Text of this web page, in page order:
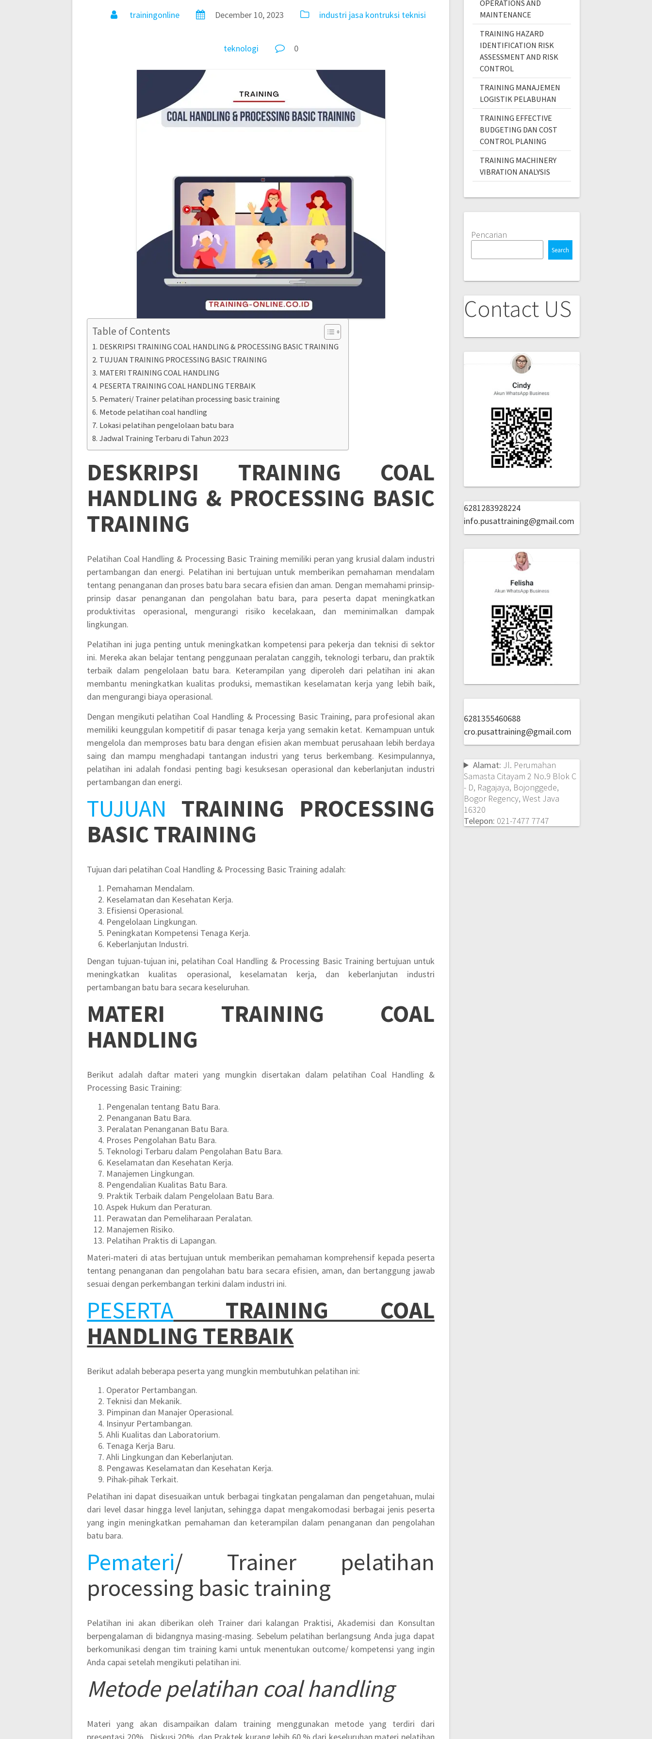
trainingonline December 10, 2023 industri jasa kontruksi teknisi
teknologi 0
Table of Contents
DESKRIPSI TRAINING COAL HANDLING & PROCESSING BASIC TRAINING
TUJUAN TRAINING PROCESSING BASIC TRAINING
MATERI TRAINING COAL HANDLING
PESERTA TRAINING COAL HANDLING TERBAIK
Pemateri/ Trainer pelatihan processing basic training
Metode pelatihan coal handling
Lokasi pelatihan pengelolaan batu bara
Jadwal Training Terbaru di Tahun 2023
DESKRIPSI TRAINING COAL
HANDLING & PROCESSING BASIC
TRAINING
Pelatihan Coal Handling & Processing Basic Training memiliki peran yang krusial dalam industri
pertambangan dan energi. Pelatihan ini bertujuan untuk memberikan pemahaman mendalam
tentang penanganan dan proses batu bara secara efisien dan aman. Dengan memahami prinsip-
prinsip dasar penanganan dan pengolahan batu bara, para peserta dapat meningkatkan
produktivitas operasional, mengurangi risiko kecelakaan, dan meminimalkan dampak
lingkungan.
Pelatihan ini juga penting untuk meningkatkan kompetensi para pekerja dan teknisi di sektor
ini. Mereka akan belajar tentang penggunaan peralatan canggih, teknologi terbaru, dan praktik
terbaik dalam pengelolaan batu bara. Keterampilan yang diperoleh dari pelatihan ini akan
membantu meningkatkan kualitas produksi, memastikan keselamatan kerja yang lebih baik,
dan mengurangi biaya operasional.
Dengan mengikuti pelatihan Coal Handling & Processing Basic Training, para profesional akan
memiliki keunggulan kompetitif di pasar tenaga kerja yang semakin ketat. Kemampuan untuk
mengelola dan memproses batu bara dengan efisien akan membuat perusahaan lebih berdaya
saing dan mampu menghadapi tantangan industri yang terus berkembang. Kesimpulannya,
pelatihan ini adalah fondasi penting bagi kesuksesan operasional dan keberlanjutan industri
pertambangan dan energi.
TUJUAN TRAINING PROCESSING
BASIC TRAINING
Tujuan dari pelatihan Coal Handling & Processing Basic Training adalah:
Pemahaman Mendalam.
Keselamatan dan Kesehatan Kerja.
Efisiensi Operasional.
Pengelolaan Lingkungan.
Peningkatan Kompetensi Tenaga Kerja.
Keberlanjutan Industri.
Dengan tujuan-tujuan ini, pelatihan Coal Handling & Processing Basic Training bertujuan untuk
meningkatkan kualitas operasional, keselamatan kerja, dan keberlanjutan industri
pertambangan batu bara secara keseluruhan.
MATERI TRAINING COAL
HANDLING
Berikut adalah daftar materi yang mungkin disertakan dalam pelatihan Coal Handling &
Processing Basic Training:
Pengenalan tentang Batu Bara.
Penanganan Batu Bara.
Peralatan Penanganan Batu Bara.
Proses Pengolahan Batu Bara.
Teknologi Terbaru dalam Pengolahan Batu Bara.
Keselamatan dan Kesehatan Kerja.
Manajemen Lingkungan.
Pengendalian Kualitas Batu Bara.
Praktik Terbaik dalam Pengelolaan Batu Bara.
Aspek Hukum dan Peraturan.
Perawatan dan Pemeliharaan Peralatan.
Manajemen Risiko.
Pelatihan Praktis di Lapangan.
Materi-materi di atas bertujuan untuk memberikan pemahaman komprehensif kepada peserta
tentang penanganan dan pengolahan batu bara secara efisien, aman, dan bertanggung jawab
sesuai dengan perkembangan terkini dalam industri ini.
PESERTATRAINING COAL
HANDLING TERBAIK
Berikut adalah beberapa peserta yang mungkin membutuhkan pelatihan ini:
Operator Pertambangan.
Teknisi dan Mekanik.
Pimpinan dan Manajer Operasional.
Insinyur Pertambangan.
Ahli Kualitas dan Laboratorium.
Tenaga Kerja Baru.
Ahli Lingkungan dan Keberlanjutan.
Pengawas Keselamatan dan Kesehatan Kerja.
Pihak-pihak Terkait.
Pelatihan ini dapat disesuaikan untuk berbagai tingkatan pengalaman dan pengetahuan, mulai
dari level dasar hingga level lanjutan, sehingga dapat mengakomodasi berbagai jenis peserta
yang ingin meningkatkan pemahaman dan keterampilan dalam penanganan dan pengolahan
batu bara.
Pemateri/ Trainer pelatihan
processing basic training
Pelatihan ini akan diberikan oleh Trainer dari kalangan Praktisi, Akademisi dan Konsultan
berpengalaman di bidangnya masing-masing. Sebelum pelatihan berlangsung Anda juga dapat
berkomunikasi dengan tim training kami untuk menentukan outcome/ kompetensi yang ingin
Anda capai setelah mengikuti pelatihan ini.
Metode pelatihan coal handling
Materi yang akan disampaikan dalam training menggunakan metode yang terdiri dari
OPERATIONS AND
MAINTENANCE
TRAINING HAZARD
IDENTIFICATION RISK
ASSESSMENT AND RISK
CONTROL
TRAINING MANAJEMEN
LOGISTIK PELABUHAN
TRAINING EFFECTIVE
BUDGETING DAN COST
CONTROL PLANING
TRAINING MACHINERY
VIBRATION ANALYSIS
Pencarian
Search
Contact US
6281283928224
info.pusattraining@gmail.com
6281355460688
cro.pusattraining@gmail.com
Alamat: Jl. Perumahan
Samasta Citayam 2 No.9 Blok C
- D, Ragajaya, Bojonggede,
Bogor Regency, West Java
16320
Telepon: 021-7477 7747